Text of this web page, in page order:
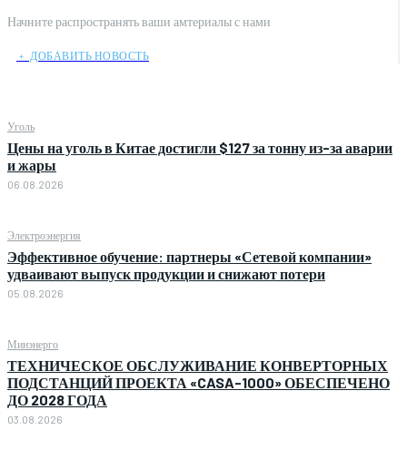
Начните распространять ваши амтериалы с нами
﹢ ДОБАВИТЬ НОВОСТЬ
Уголь
Цены на уголь в Китае достигли $127 за тонну из-за аварии
и жары
06.08.2026
Электроэнергия
Эффективное обучение: партнеры «Сетевой компании»
удваивают выпуск продукции и снижают потери
05.08.2026
Минэнерго
ТЕХНИЧЕСКОЕ ОБСЛУЖИВАНИЕ КОНВЕРТОРНЫХ
ПОДСТАНЦИЙ ПРОЕКТА «CASA-1000» ОБЕСПЕЧЕНО
ДО 2028 ГОДА
03.08.2026